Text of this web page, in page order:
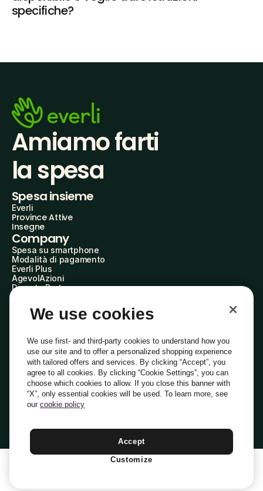
specifiche?
Amiamo farti
la spesa
Spesa insieme
Everli
Province Attive
Insegne
Company
Spesa su smartphone
Modalità di pagamento
Everli Plus
AgevolAzioni
Diventa Partner
Everli Shoppers
About Us
Everli News
Domande frequenti
Lavora con noi
Diventa Shopper
Investitori
PrivacyCookiePreferenze Cookie
Termini e CondizioniCodice Etico
Indirizzo PEC: everli@pec.it - indirizzo DPO: dpo@everli.com
Italiano
We use cookies
We use first- and third-party cookies to understand how you
use our site and to offer a personalized shopping experience
with tailored offers and services. By clicking “Accept”, you
agree to all cookies. By clicking “Cookie Settings”, you can
choose which cookies to allow. If you close this banner with
“X”, only essential cookies will be used. To learn more, see
our cookie policy
Accept
Customize